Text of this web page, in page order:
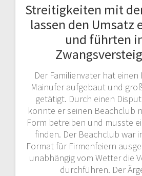
Streitigkeiten mit
lassen den Umsatz
und führten
Der Familienvater hat
Mainufer aufgebaut und
getätigt. Durch einen
konnte er seinen Beachclub
Form betreiben und musste
finden. Der Beachclub war
Format für Firmenfeiern
unabhängig vom Wetter die
durchführen. Der